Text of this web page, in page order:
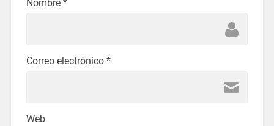
Nombre *
Correo electrónico *
Web